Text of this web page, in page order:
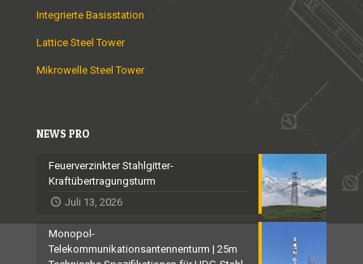
Integrierte Basisstation
Lattice Steel Tower
Mikrowelle Steel Tower
NEWS PRO
Feuerverzinkter Stahlgitter-
Kraftübertragungsturm
Juli 13, 2026
Monopol-
Telekommunikationsantennenturm | 25m